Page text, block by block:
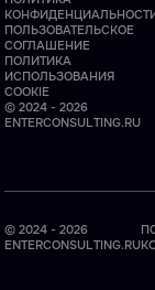
ПОЛЬЗОВАТЕЛЬСКОЕ
СОГЛАШЕНИЕ
ПОЛИТИКА
ИСПОЛЬЗОВАНИЯ
COOKIE
© 2024 - 2026
ENTERCONSULTING.RU
© 2024 - 2026
ENTERCONSULTING.RU